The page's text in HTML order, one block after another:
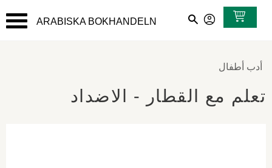
القائمة
ARABISKA BOKHANDELN
أدب أطفال
تعلم مع القطار - الاضداد